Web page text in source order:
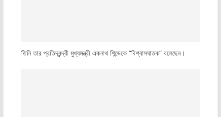
তিনি তার প্রতিদ্বন্দ্বী মুখ্যমন্ত্রী একনাথ শিন্ডেকে “বিশ্বাসঘাতক” বলেছেন।